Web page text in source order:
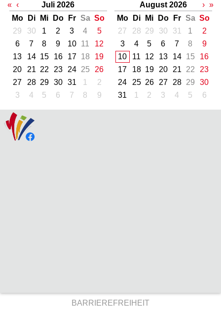
« ‹
Juli 2026
Mo
Di Mi Do Fr Sa So
29
30 1 2 3 4
5
6
7 8 9 10 11
12
13
14 15 16 17 18
19
20
21 22 23 24 25
26
27
28 29 30 31 1
2
3
4 5 6 7 8 9
August 2026
Mo
Di Mi Do Fr Sa So
27
28 29 30 31 1
2
3
4 5 6 7 8
9
10
11 12 13 14 15
16
17
18 19 20 21 22
23
24
25 26 27 28 29
30
31
1 2 3 4 5 6
› »
BARRIEREFREIHEIT